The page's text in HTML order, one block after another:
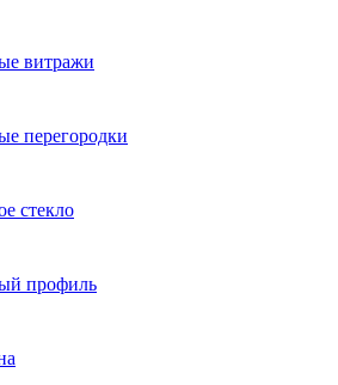
витражи
перегородки
стекло
профиль